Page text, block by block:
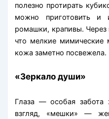
полезно протирать
можно приготовить и
ромашки, крапивы. Через
что мелкие мимические
кожа заметно посвежела.
«Зеркало души»
Глаза — особая
взгляд, «мешки» —